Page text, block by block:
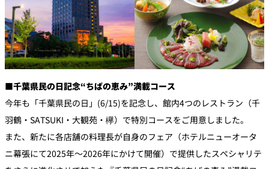
■千葉県民の日記念“ちばの恵み”満載コース
今年も「千葉県民の日」(6/15)を記念し、館内4つのレストラン（千
羽鶴・SATSUKI・大観苑・欅）で特別コースをご用意しました。
また、新たに各店舗の料理長が自身のフェア（ホテルニューオータ
ニ幕張にて2025年～2026年にかけて開催）で提供したスペシャリテ